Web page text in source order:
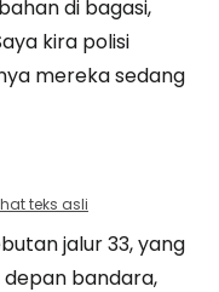
di bagasi,
kira polisi
mereka sedang
teks asli
jalur 33, yang
bandara,